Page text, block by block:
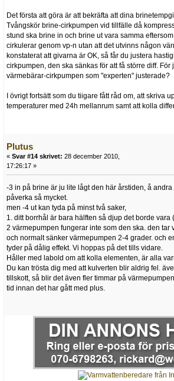
Det första att göra är att bekräfta att dina
Tvångskör brine-cirkpumpen vid tillfälle då
stund ska brine in och brine ut vara samma
cirkulerar genom vp-n utan att det utvinns någon
konstaterat att givarna är OK, så får du justera
cirkpumpen, den ska sänkas för att få större diff. För
värmebärar-cirkpumpen som "experten" justerade?
I övrigt fortsätt som du tiigare fått råd om, att skriva
temperaturer med 24h mellanrum samt att kolla
Plutus
« Svar #14 skrivet: 28 december 2010,
17:26:17 »
-3 in på brine är ju lite lågt den här årstiden, å
påverka så mycket.
men -4 ut kan tyda på minst två saker,
1. ditt borrhål är bara hälften så djup det borde vara
2 värmepumpen fungerar inte som den ska. den tar
och normalt sänker värmepumpen 2-4 grader. och
tyder på dålig effekt. Vi hoppas på det tills vidare.
Håller med labold om att kolla elementen, är alla
Du kan trösta dig med att kulverten blir aldrig fel.
tillskott, så blir det även fler timmar på
tid innan det har gått med plus.